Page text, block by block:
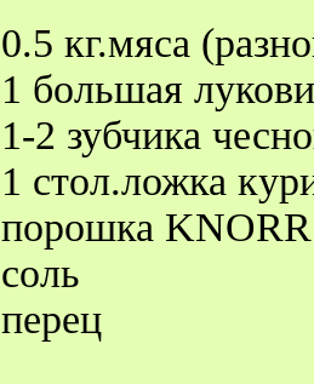
0.5 кг.мяса
1 большая
1-2 зубчика
1 стол.ложка
порошка KNORR
соль
перец